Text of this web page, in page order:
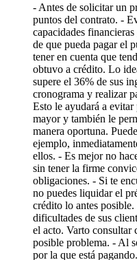
- Antes de solicitar un
puntos del contrato. -
capacidades
de que pueda pagar el
tener en cuenta que
obtuvo a crédito. Lo
supere el 36% de sus
cronograma y realizar
Esto le ayudará a evitar
mayor y también le
manera oportuna.
ejemplo,
ellos. - Es mejor no
sin tener la firme
obligaciones. - Si te
no puedes liquidar el
crédito lo antes
dificultades de sus
el acto. Varto consultar
posible problema. - Al
por la que está